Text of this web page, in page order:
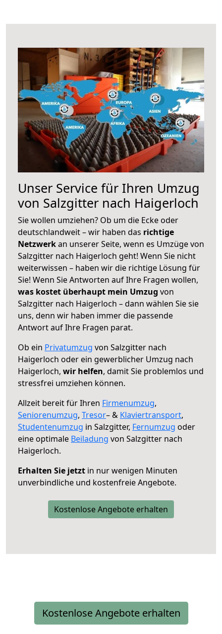
Unser Service für Ihren Umzug
von Salzgitter nach Haigerloch
Sie wollen umziehen? Ob um die Ecke oder
deutschlandweit – wir haben das richtige
Netzwerkan unserer Seite, wenn es Umzüge von
Salzgitter nach Haigerloch geht! Wenn Sie nicht
weiterwissen – haben wir die richtige Lösung für
Sie! Wenn Sie Antworten auf Ihre Fragen wollen,
was kostet überhaupt mein Umzug von
Salzgitter nach Haigerloch – dann wählen Sie sie
uns, denn wir haben immer die passende
Antwort auf Ihre Fragen parat.
Ob ein Privatumzug von Salzgitter nach
Haigerloch oder ein gewerblicher Umzug nach
Haigerloch, wir helfen, damit Sie problemlos und
stressfrei umziehen können.
Allzeit bereit für Ihren Firmenumzug,
Seniorenumzug, Tresor– & Klaviertransport,
Studentenumzug in Salzgitter, Fernumzug oder
eine optimale Beiladung von Salzgitter nach
Haigerloch.
Erhalten Sie jetzt in nur wenigen Minuten
unverbindliche und kostenfreie Angebote.
Kostenlose Angebote erhalten
Kostenlose Angebote erhalten